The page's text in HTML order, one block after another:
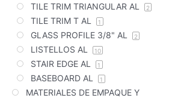
TILE TRIM TRIANGULAR AL 2
TILE TRIM T AL 1
GLASS PROFILE 3/8" AL 2
LISTELLOS AL 10
STAIR EDGE AL 1
BASEBOARD AL 1
MATERIALES DE EMPAQUE Y